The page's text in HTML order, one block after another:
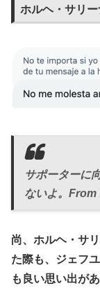
ホルヘ・サリ
サポーターに
ないよ。From
尚、ホルヘ・サ
た際も、ジェフ
も良い思い出が